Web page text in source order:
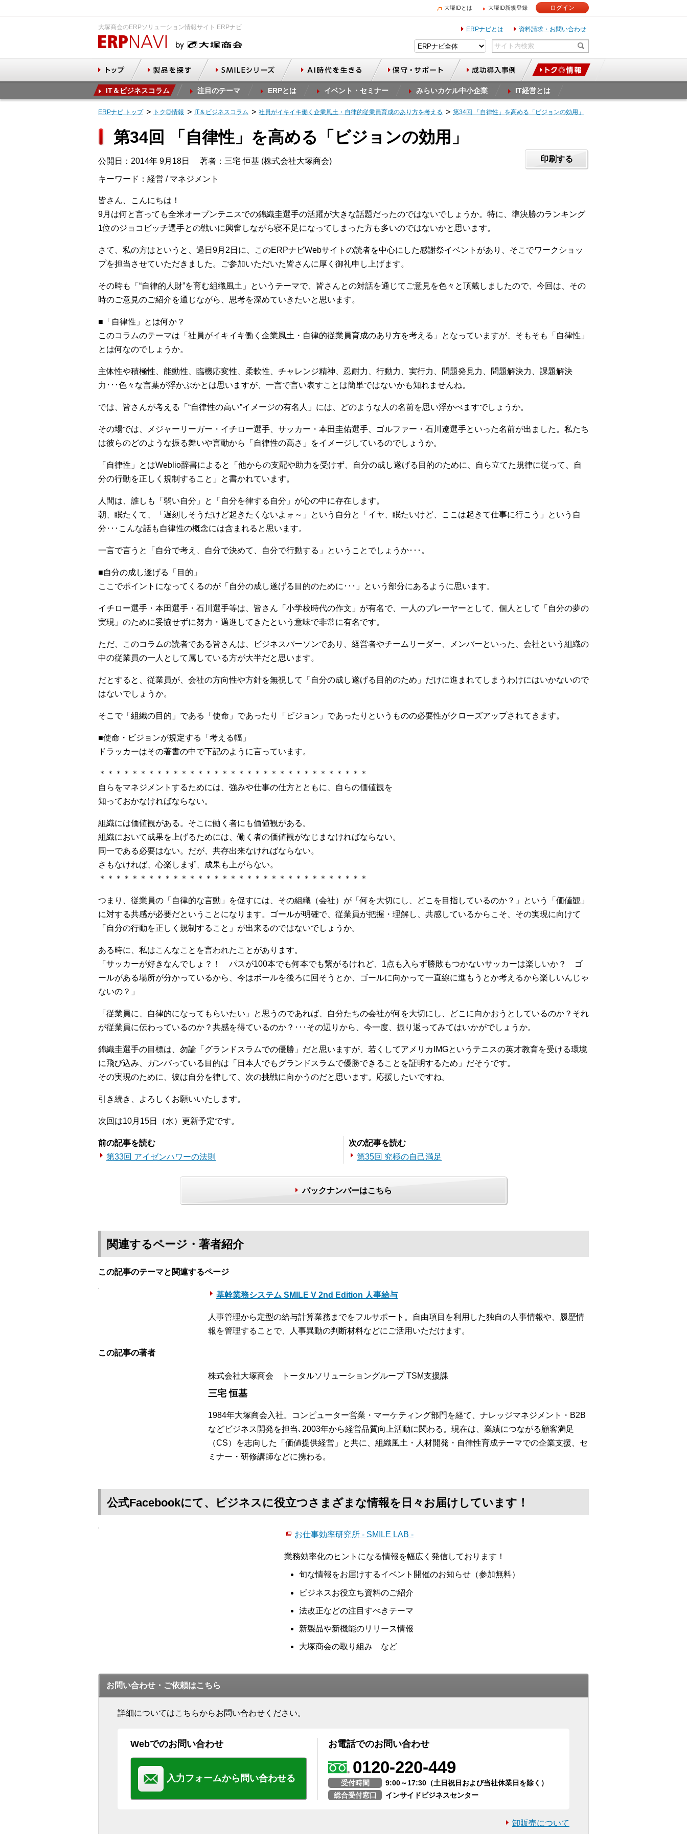
大塚IDとは 大塚ID新規登録 ログイン
大塚商会のERPソリューション情報サイト ERPナビ ERPナビとは 資料請求・お問い合わせ
IT＆ビジネスコラム 注目のテーマ ERPとは イベント・セミナー みらいカケル中小企業 IT経営とは
ERPナビ トップ トク◎情報 IT＆ビジネスコラム 社員がイキイキ働く企業風土・自律的従業員育成のあり方を考える 第34回 「自律性」を高める「ビジョンの効用」
第34回 「自律性」を高める「ビジョンの効用」
公開日：2014年 9月18日 著者：三宅 恒基 (株式会社大塚商会)
キーワード：経営 / マネジメント
印刷する
皆さん、こんにちは！
9月は何と言っても全米オープンテニスでの錦織圭選手の活躍が大きな話題だったのではないでしょうか。特に、準決勝のランキング
1位のジョコビッチ選手との戦いに興奮しながら寝不足になってしまった方も多いのではないかと思います。
さて、私の方はというと、過日9月2日に、このERPナビWebサイトの読者を中心にした感謝祭イベントがあり、そこでワークショッ
プを担当させていただきました。ご参加いただいた皆さんに厚く御礼申し上げます。
その時も「“自律的人財”を育む組織風土」というテーマで、皆さんとの対話を通じてご意見を色々と頂戴しましたので、今回は、その
時のご意見のご紹介を通じながら、思考を深めていきたいと思います。
■「自律性」とは何か？
このコラムのテーマは「社員がイキイキ働く企業風土・自律的従業員育成のあり方を考える」となっていますが、そもそも「自律性」
とは何なのでしょうか。
主体性や積極性、能動性、臨機応変性、柔軟性、チャレンジ精神、忍耐力、行動力、実行力、問題発見力、問題解決力、課題解決
力･･･色々な言葉が浮かぶかとは思いますが、一言で言い表すことは簡単ではないかも知れませんね。
では、皆さんが考える「“自律性の高い”イメージの有名人」には、どのような人の名前を思い浮かべますでしょうか。
その場では、メジャーリーガー・イチロー選手、サッカー・本田圭佑選手、ゴルファー・石川遼選手といった名前が出ました。私たち
は彼らのどのような振る舞いや言動から「自律性の高さ」をイメージしているのでしょうか。
「自律性」とはWeblio辞書によると「他からの支配や助力を受けず、自分の成し遂げる目的のために、自ら立てた規律に従って、自
分の行動を正しく規制すること」と書かれています。
人間は、誰しも「弱い自分」と「自分を律する自分」が心の中に存在します。
朝、眠たくて、「遅刻しそうだけど起きたくないよォ～」という自分と「イヤ、眠たいけど、ここは起きて仕事に行こう」という自
分･･･こんな話も自律性の概念には含まれると思います。
一言で言うと「自分で考え、自分で決めて、自分で行動する」ということでしょうか･･･。
■自分の成し遂げる「目的」
ここでポイントになってくるのが「自分の成し遂げる目的のために･･･」という部分にあるように思います。
イチロー選手・本田選手・石川選手等は、皆さん「小学校時代の作文」が有名で、一人のプレーヤーとして、個人として「自分の夢の
実現」のために妥協せずに努力・邁進してきたという意味で非常に有名です。
ただ、このコラムの読者である皆さんは、ビジネスパーソンであり、経営者やチームリーダー、メンバーといった、会社という組織の
中の従業員の一人として属している方が大半だと思います。
だとすると、従業員が、会社の方向性や方針を無視して「自分の成し遂げる目的のため」だけに進まれてしまうわけにはいかないので
はないでしょうか。
そこで「組織の目的」である「使命」であったり「ビジョン」であったりというものの必要性がクローズアップされてきます。
■使命・ビジョンが規定する「考える幅」
ドラッカーはその著書の中で下記のように言っています。
＊＊＊＊＊＊＊＊＊＊＊＊＊＊＊＊＊＊＊＊＊＊＊＊＊＊＊＊＊＊＊＊＊
自らをマネジメントするためには、強みや仕事の仕方とともに、自らの価値観を
知っておかなければならない。
組織には価値観がある。そこに働く者にも価値観がある。
組織において成果を上げるためには、働く者の価値観がなじまなければならない。
同一である必要はない。だが、共存出来なければならない。
さもなければ、心楽しまず、成果も上がらない。
＊＊＊＊＊＊＊＊＊＊＊＊＊＊＊＊＊＊＊＊＊＊＊＊＊＊＊＊＊＊＊＊＊
つまり、従業員の「自律的な言動」を促すには、その組織（会社）が「何を大切にし、どこを目指しているのか？」という「価値観」
に対する共感が必要だということになります。ゴールが明確で、従業員が把握・理解し、共感しているからこそ、その実現に向けて
「自分の行動を正しく規制すること」が出来るのではないでしょうか。
ある時に、私はこんなことを言われたことがあります。
「サッカーが好きなんでしょ？！ パスが100本でも何本でも繋がるけれど、1点も入らず勝敗もつかないサッカーは楽しいか？ ゴ
ールがある場所が分かっているから、今はボールを後ろに回そうとか、ゴールに向かって一直線に進もうとか考えるから楽しいんじゃ
ないの？」
「従業員に、自律的になってもらいたい」と思うのであれば、自分たちの会社が何を大切にし、どこに向かおうとしているのか？それ
が従業員に伝わっているのか？共感を得ているのか？･･･その辺りから、今一度、振り返ってみてはいかがでしょうか。
錦織圭選手の目標は、勿論「グランドスラムでの優勝」だと思いますが、若くしてアメリカIMGというテニスの英才教育を受ける環境
に飛び込み、ガンバっている目的は「日本人でもグランドスラムで優勝できることを証明するため」だそうです。
その実現のために、彼は自分を律して、次の挑戦に向かうのだと思います。応援したいですね。
引き続き、よろしくお願いいたします。
次回は10月15日（水）更新予定です。
前の記事を読む
第33回 アイゼンハワーの法則
次の記事を読む
第35回 究極の自己満足
バックナンバーはこちら
関連するページ・著者紹介
この記事のテーマと関連するページ
基幹業務システム SMILE V 2nd Edition 人事給与
人事管理から定型の給与計算業務までをフルサポート。自由項目を利用した独自の人事情報や、履歴情
報を管理することで、人事異動の判断材料などにご活用いただけます。
この記事の著者
株式会社大塚商会 トータルソリューショングループ TSM支援課
三宅 恒基
1984年大塚商会入社。コンピューター営業・マーケティング部門を経て、ナレッジマネジメント・B2B
などビジネス開発を担当､2003年から経営品質向上活動に関わる。現在は、業績につながる顧客満足
（CS）を志向した「価値提供経営」と共に、組織風土・人材開発・自律性育成テーマでの企業支援、セ
ミナー・研修講師などに携わる。
公式Facebookにて、ビジネスに役立つさまざまな情報を日々お届けしています！
お仕事効率研究所 - SMILE LAB -
業務効率化のヒントになる情報を幅広く発信しております！
旬な情報をお届けするイベント開催のお知らせ（参加無料）
ビジネスお役立ち資料のご紹介
法改正などの注目すべきテーマ
新製品や新機能のリリース情報
大塚商会の取り組み など
お問い合わせ・ご依頼はこちら
詳細についてはこちらからお問い合わせください。
Webでのお問い合わせ
入力フォームから問い合わせる
お電話でのお問い合わせ
0120-220-449
受付時間
9:00～17:30（土日祝日および当社休業日を除く）
総合受付窓口
インサイドビジネスセンター
卸販売について